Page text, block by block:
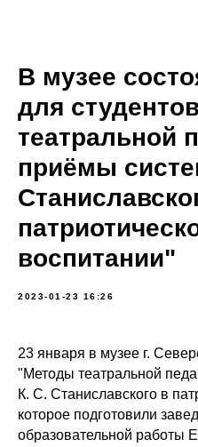
В музее
для
театральной
приёмы
воспитании"
2023-01-23 16:26
23 января в музее г.
"Методы театральной
К. С. Станиславского в
которое подготовили
образовательной работы